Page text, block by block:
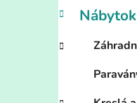
č
ý
e
ó
e
Nábytok